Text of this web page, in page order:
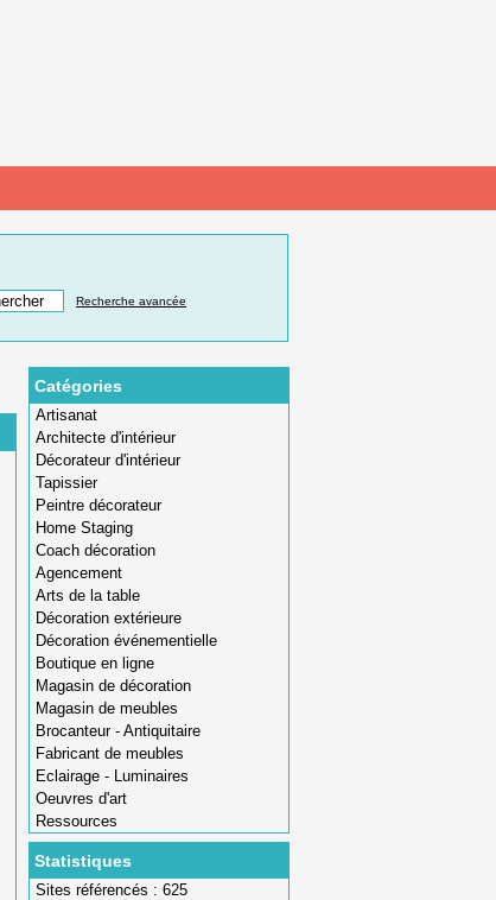
Recherche avancée
Catégories
Artisanat
Architecte d'intérieur
Décorateur d'intérieur
Tapissier
Peintre décorateur
Home Staging
Coach décoration
Agencement
Arts de la table
Décoration extérieure
Décoration événementielle
Boutique en ligne
Magasin de décoration
Magasin de meubles
Brocanteur - Antiquitaire
Fabricant de meubles
Eclairage - Luminaires
Oeuvres d'art
Ressources
Statistiques
Sites référencés : 625